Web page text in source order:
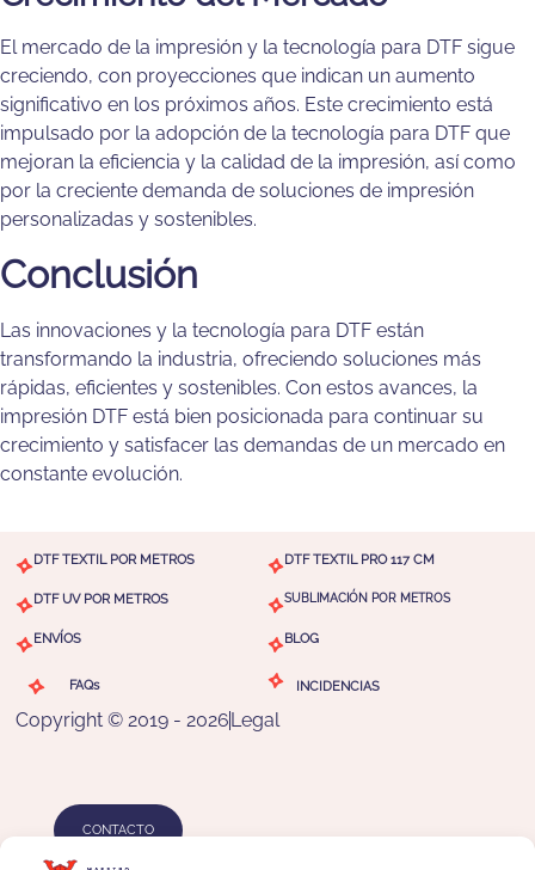
El mercado de la impresión y la tecnología para DTF sigue
creciendo, con proyecciones que indican un aumento
significativo en los próximos años. Este crecimiento está
impulsado por la adopción de la tecnología para DTF que
mejoran la eficiencia y la calidad de la impresión, así como
por la creciente demanda de soluciones de impresión
personalizadas y sostenibles.
Conclusión
Las innovaciones y la tecnología para DTF están
transformando la industria, ofreciendo soluciones más
rápidas, eficientes y sostenibles. Con estos avances, la
impresión DTF está bien posicionada para continuar su
crecimiento y satisfacer las demandas de un mercado en
constante evolución.
DTF TEXTIL POR METROS DTF TEXTIL PRO 117 CM
DTF UV POR METROS SUBLIMACIÓN POR METROS
ENVÍOS BLOG
FAQs INCIDENCIAS
Copyright © 2019 - 2026Legal
CONTACTO